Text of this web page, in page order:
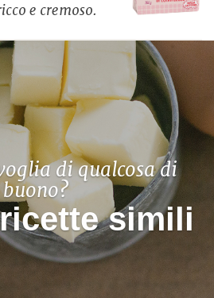
e cremoso.
di qualcosa di
buono?
simili